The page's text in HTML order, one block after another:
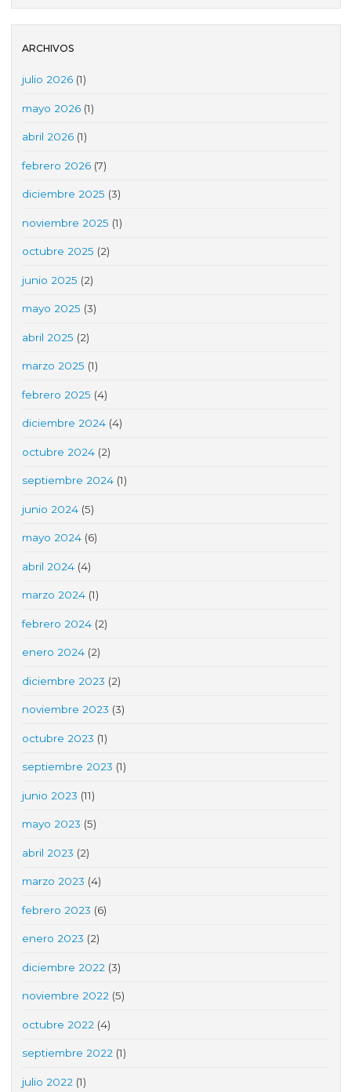
ARCHIVOS
julio 2026 (1)
mayo 2026 (1)
abril 2026 (1)
febrero 2026 (7)
diciembre 2025 (3)
noviembre 2025 (1)
octubre 2025 (2)
junio 2025 (2)
mayo 2025 (3)
abril 2025 (2)
marzo 2025 (1)
febrero 2025 (4)
diciembre 2024 (4)
octubre 2024 (2)
septiembre 2024 (1)
junio 2024 (5)
mayo 2024 (6)
abril 2024 (4)
marzo 2024 (1)
febrero 2024 (2)
enero 2024 (2)
diciembre 2023 (2)
noviembre 2023 (3)
octubre 2023 (1)
septiembre 2023 (1)
junio 2023 (11)
mayo 2023 (5)
abril 2023 (2)
marzo 2023 (4)
febrero 2023 (6)
enero 2023 (2)
diciembre 2022 (3)
noviembre 2022 (5)
octubre 2022 (4)
septiembre 2022 (1)
julio 2022 (1)